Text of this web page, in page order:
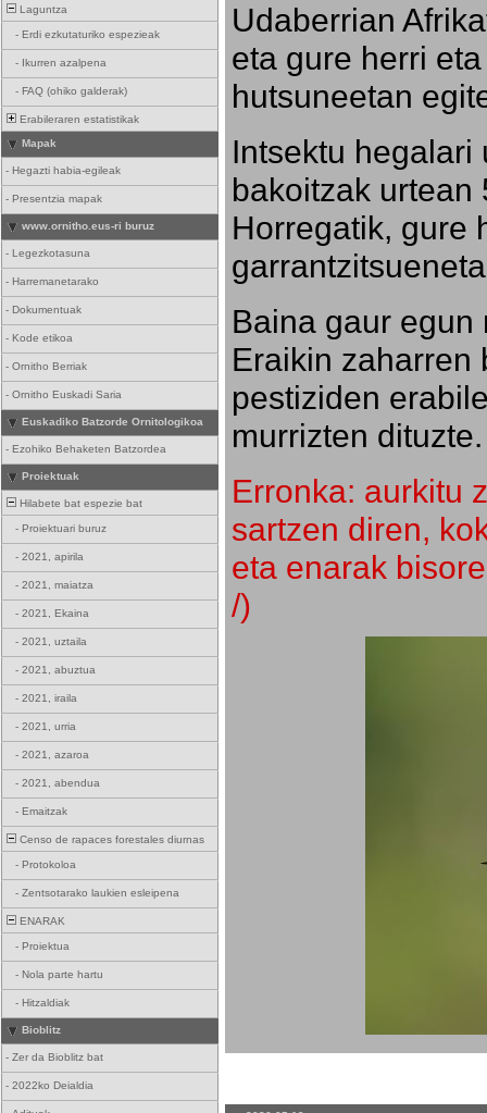
Laguntza
- Erdi ezkutaturiko espezieak
- Ikurren azalpena
- FAQ (ohiko galderak)
Erabileraren estatistikak
Mapak
- Hegazti habia-egileak
- Presentzia mapak
www.ornitho.eus-ri buruz
- Legezkotasuna
- Harremanetarako
- Dokumentuak
- Kode etikoa
- Ornitho Berriak
- Ornitho Euskadi Saria
Euskadiko Batzorde Ornitologikoa
- Ezohiko Behaketen Batzordea
Proiektuak
Hilabete bat espezie bat
- Proiektuari buruz
- 2021, apirila
- 2021, maiatza
- 2021, Ekaina
- 2021, uztaila
- 2021, abuztua
- 2021, iraila
- 2021, urria
- 2021, azaroa
- 2021, abendua
- Emaitzak
Censo de rapaces forestales diurnas
- Protokoloa
- Zentsotarako laukien esleipena
ENARAK
- Proiektua
- Nola parte hartu
- Hitzaldiak
Bioblitz
- Zer da Bioblitz bat
- 2022ko Deialdia
Udaberrian
eta gure herri
hutsuneetan
Intsektu hegalari
bakoitzak urtean
Horregatik, gure
Baina gaur egun
Eraikin zaharren
pestiziden
murrizten dituzte.
Erronka: aurkitu
sartzen diren,
eta enarak
/)